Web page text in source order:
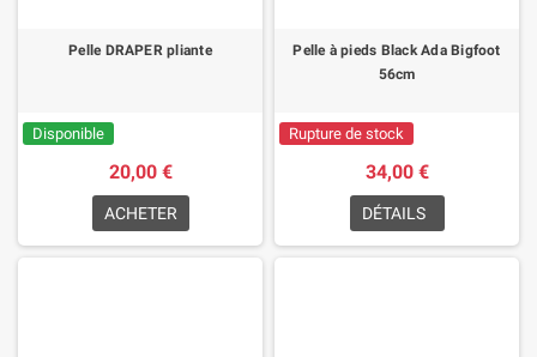
Pelle DRAPER pliante
Disponible
20,00 €
ACHETER
Pelle à pieds Black Ada Bigfoot
56cm
Rupture de stock
34,00 €
DÉTAILS